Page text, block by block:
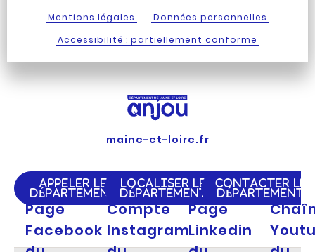
Mentions légales
Données personnelles
Accessibilité : partiellement conforme
maine-et-loire.fr
APPELER LE
DÉPARTEMENT
LOCALISER LE
DÉPARTEMENT
CONTACTER LE
DÉPARTEMENT
Page
Facebook
Compte
Instagram
Page
Linkedin